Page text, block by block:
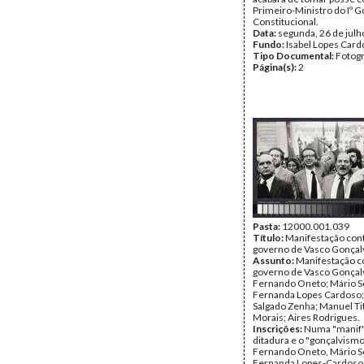
Primeiro-Ministro do Iº
Constitucional.
Data: segunda, 26 de
Fundo:Isabel Lopes
Tipo Documental:
Página(s):2
Pasta: 12000.001.039
Título:Manifestação
governo de Vasco
Assunto:Manifestação
governo de Vasco
Fernando Oneto; Mário
Fernanda Lopes
Salgado Zenha; Manuel
Morais; Aires Rodrigues.
Inscrições:Numa
ditadura e o
Fernando Oneto, Mário